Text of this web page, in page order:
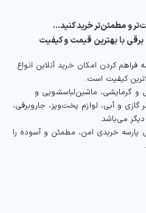
و مطمئن‌تر خرید کنید…
برقی با بهترین قیمت و کیفیت
کردن امکان خرید آنلاین انواع
کیفیت است.
و گرمایشی، ماشین‌لباسشویی و
گازی و آبی، لوازم پخت‌وپز، جاروبرقی،
می‌باشد.
پارسه خریدی امن، مطمئن و آسوده را